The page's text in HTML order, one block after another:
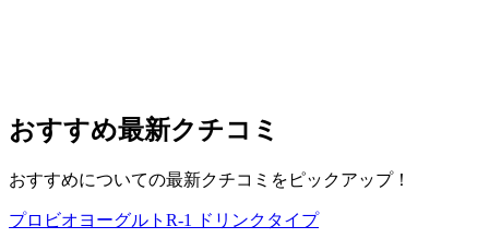
おすすめ最新クチコミ
おすすめについての最新クチコミをピックアップ！
プロビオヨーグルトR-1 ドリンクタイプ